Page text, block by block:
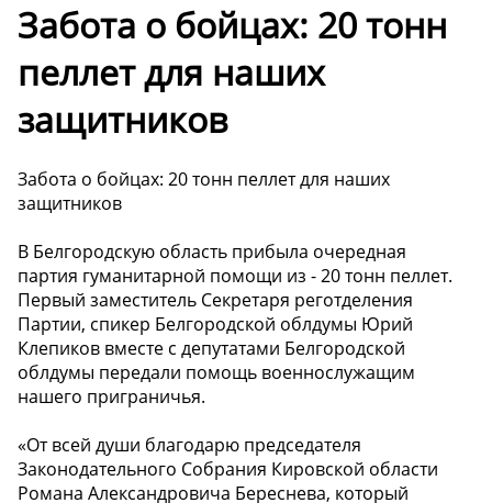
Забота о бойцах: 20 тонн
пеллет для наших
защитников
Забота о бойцах: 20 тонн пеллет для наших
защитников
В Белгородскую область прибыла очередная
партия гуманитарной помощи из - 20 тонн пеллет.
Первый заместитель Секретаря реготделения
Партии, спикер Белгородской облдумы Юрий
Клепиков вместе с депутатами Белгородской
облдумы передали помощь военнослужащим
нашего приграничья.
«От всей души благодарю председателя
Законодательного Собрания Кировской области
Романа Александровича Береснева, который